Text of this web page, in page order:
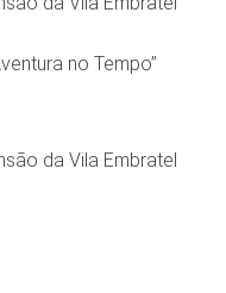
no Tempo”
da Vila Embratel